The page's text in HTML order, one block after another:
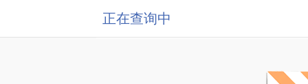
正在查询中